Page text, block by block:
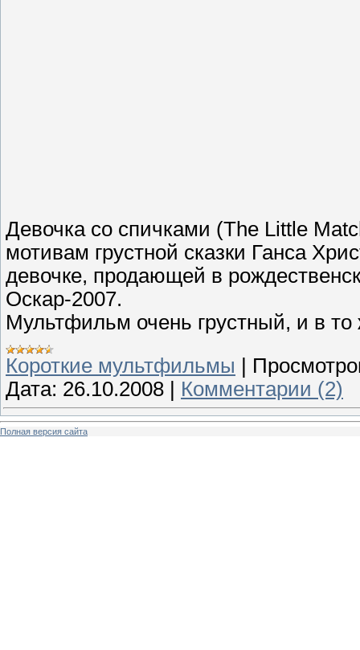
Девочка со спичками (The Little
мотивам грустной сказки Ганса
девочке, продающей в
Оскар-2007.
Мультфильм очень грустный, и в то
Короткие мультфильмы |
Дата: 26.10.2008 | Комментарии (2)
Полная версия сайта